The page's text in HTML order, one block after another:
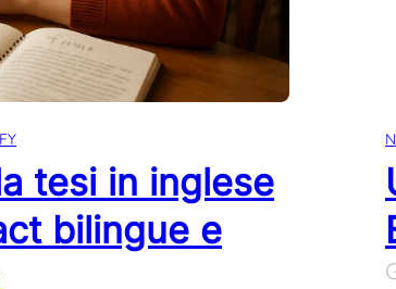
tesi in inglese
bilingue e